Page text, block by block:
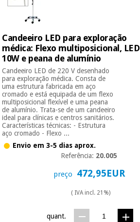
Candeeiro LED para exploração
médica: Flexo multiposicional, LED
10W e peana de alumínio
Candeeiro LED de 220 V desenhado
para exploração médica. Consta de
uma estrutura fabricada em aço
cromado e está equipada de um flexo
multiposicional flexível e uma peana
de alumínio. Trata-se de um candeeiro
ideal para clínicas e centros sanitários.
Características técnicas: - Estrutura
aço cromado - Flexo ...
Envio em 3-5 dias aprox.
Referência: 20.005
preço 472,95EUR
( IVA incl. 21%)
quant.